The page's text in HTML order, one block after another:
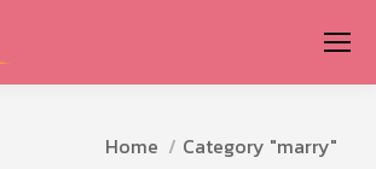
You are here:
Home Category "marry"